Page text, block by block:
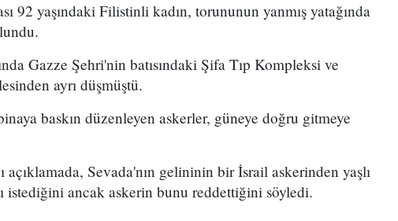
92 yaşındaki Filistinli kadın, torununun yanmış yatağında
Gazze Şehri'nin batısındaki Şifa Tıp Kompleksi ve
ayrı düşmüştü.
baskın düzenleyen askerler, güneye doğru gitmeye
Sevada'nın gelininin bir İsrail askerinden yaşlı
istediğini ancak askerin bunu reddettiğini söyledi.